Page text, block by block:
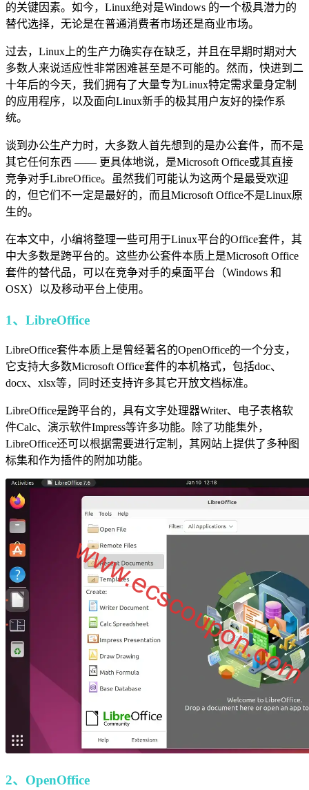
的关键因素。如今，Linux绝对是Windows 的一个极具潜力的
替代选择，无论是在普通消费者市场还是商业市场。
过去，Linux上的生产力确实存在缺乏，并且在早期时期对大
多数人来说适应性非常困难甚至是不可能的。然而，快进到二
十年后的今天，我们拥有了大量专为Linux特定需求量身定制
的应用程序，以及面向Linux新手的极其用户友好的操作系
统。
谈到办公生产力时，大多数人首先想到的是办公套件，而不是
其它任何东西 —— 更具体地说，是Microsoft Office或其直接
竞争对手LibreOffice。
虽然我们可能认为这两个是最受欢迎
的，但它们不一定是最好的，而且Microsoft Office不是Linux原
生的。
在本文中，小编将整理一些可用于Linux平台的Office套件， 其
中大多数是跨平台的。这些办公套件本质上是Microsoft Office
套件的替代品，可以在竞争对手的桌面平台（Windows 和
OSX）以及移动平台上使用。
1、LibreOffice
LibreOffice套件本质上是曾经著名的OpenOffice的一个分支，
它支持大多数Microsoft Office套件的本机格式，包括doc、
docx、xlsx等，同时还支持许多其它开放文档标准。
LibreOffice是跨平台的，具有文字处理器Writer、电子表格软
件Calc、演示软件Impress等许多功能。除了功能集外，
LibreOffice还可以根据需要进行定制，其网站上提供了多种图
标集和作为插件的附加功能。
2、OpenOffice